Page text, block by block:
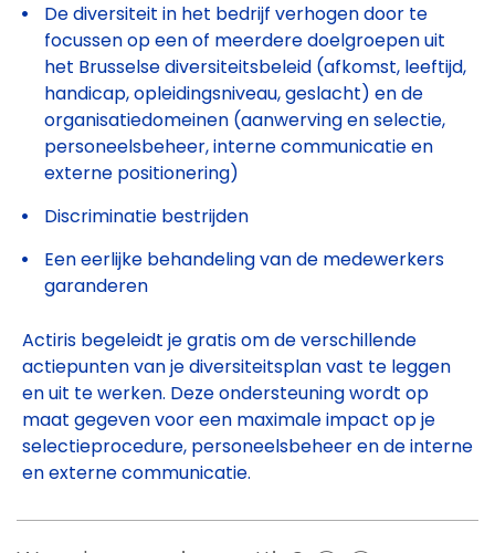
De diversiteit in het bedrijf verhogen door te
focussen op een of meerdere doelgroepen uit
het Brusselse diversiteitsbeleid (afkomst, leeftijd,
handicap, opleidingsniveau, geslacht) en de
organisatiedomeinen (aanwerving en selectie,
personeelsbeheer, interne communicatie en
externe positionering)
Discriminatie bestrijden
Een eerlijke behandeling van de medewerkers
garanderen
Actiris begeleidt je gratis om de verschillende
actiepunten van je diversiteitsplan vast te leggen
en uit te werken. Deze ondersteuning wordt op
maat gegeven voor een maximale impact op je
selectieprocedure, personeelsbeheer en de interne
en externe communicatie.